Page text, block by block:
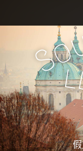
e
n
u
i
c
n
t
e
n
t
S
o
l